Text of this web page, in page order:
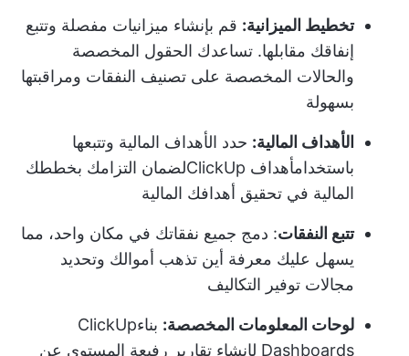
تخطيط الميزانية: قم بإنشاء ميزانيات مفصلة وتتبع
إنفاقك مقابلها. تساعدك الحقول المخصصة
والحالات المخصصة على تصنيف النفقات ومراقبتها
بسهولة
الأهداف المالية: حدد الأهداف المالية وتتبعها
باستخدامأهداف ClickUp
لضمان التزامك بخططك
المالية في تحقيق أهدافك المالية
تتبع النفقات: دمج جميع نفقاتك في مكان واحد، مما
يسهل عليك معرفة أين تذهب أموالك وتحديد
مجالات توفير التكاليف
لوحات المعلومات المخصصة: بناءClickUp
Dashboards لإنشاء تقارير رفيعة المستوى عن